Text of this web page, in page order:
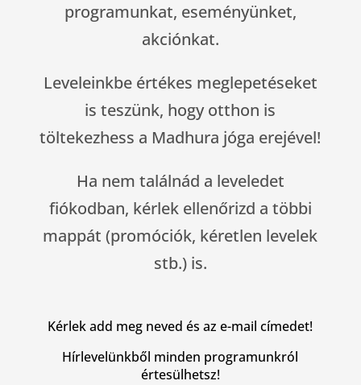
programunkat, eseményünket,
akciónkat.
Leveleinkbe értékes meglepetéseket
is teszünk, hogy otthon is
töltekezhess a Madhura jóga erejével!
Ha nem találnád a leveledet
fiókodban, kérlek ellenőrizd a többi
mappát (promóciók, kéretlen levelek
stb.) is.
Kérlek add meg neved és az e-mail címedet!
Hírlevelünkből minden programunkról
értesülhetsz!